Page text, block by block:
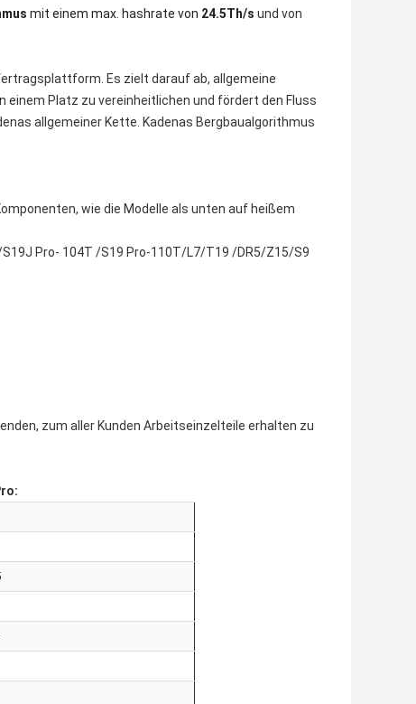
mit einem max. hashrate von 24.5Th/s und von
Es zielt darauf ab, allgemeine
einem Platz zu vereinheitlichen und fördert den Fluss
allgemeiner Kette. Kadenas Bergbaualgorithmus
wie die Modelle als unten auf heißem
Pro- 104T /S19 Pro-110T/L7/T19 /DR5/Z15/S9
zum aller Kunden Arbeitseinzelteile erhalten zu